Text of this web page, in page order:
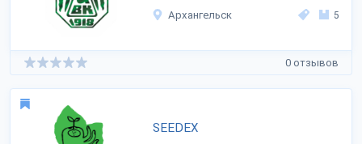
Архангельск 5
0 отзывов
SEEDEX